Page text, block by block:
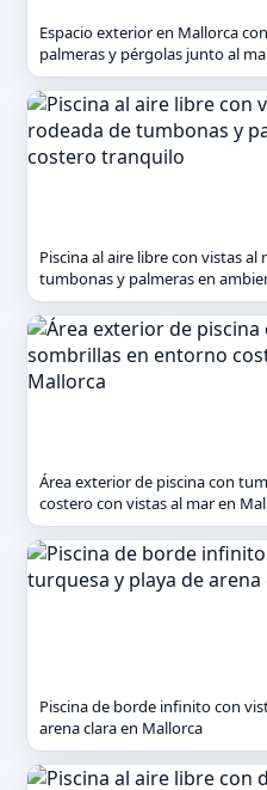
Espacio exterior en Mallorca
palmeras y pérgolas junto al
Piscina al aire libre con vistas
tumbonas y palmeras en
Área exterior de piscina con
costero con vistas al mar en
Piscina de borde infinito con
arena clara en Mallorca